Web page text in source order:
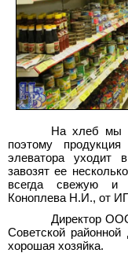
На хлеб мы
поэтому
элеватора
завозят ее
всегда свежую
Коноплева Н.И., от
Директор
Советской
хорошая хозяйка.